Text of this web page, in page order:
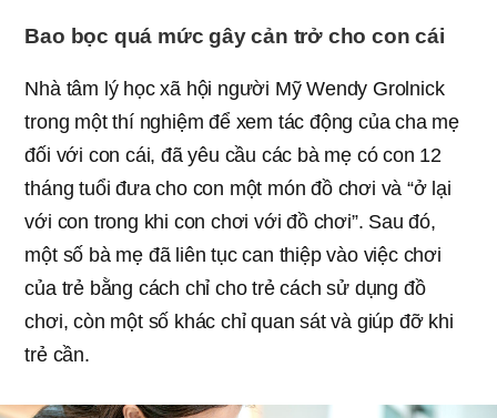
Bao bọc quá mức gây cản trở cho con cái
Nhà tâm lý học xã hội người Mỹ Wendy Grolnick
trong một thí nghiệm để xem tác động của cha mẹ
đối với con cái, đã yêu cầu các bà mẹ có con 12
tháng tuổi đưa cho con một món đồ chơi và “ở lại
với con trong khi con chơi với đồ chơi”. Sau đó,
một số bà mẹ đã liên tục can thiệp vào việc chơi
của trẻ bằng cách chỉ cho trẻ cách sử dụng đồ
chơi, còn một số khác chỉ quan sát và giúp đỡ khi
trẻ cần.